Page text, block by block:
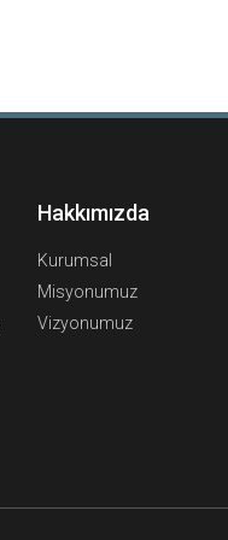
Hakkımızda
Kurumsal
Misyonumuz
Vizyonumuz